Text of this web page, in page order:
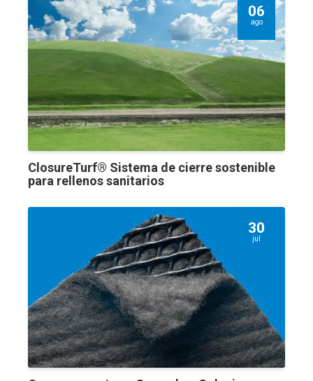
06
ago
ClosureTurf® Sistema de cierre sostenible
para rellenos sanitarios
30
jul